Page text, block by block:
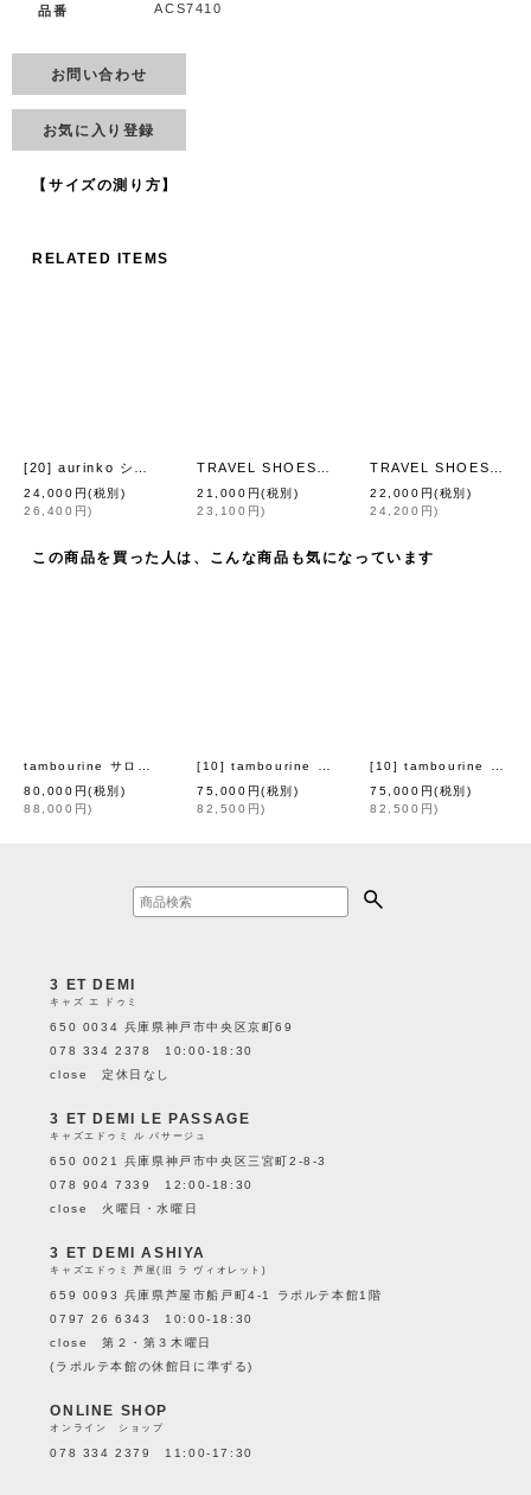
品番 ACS7410
お問い合わせ
お気に入り登録
【サイズの測り方】
RELATED ITEMS
[mina perhonen
24,000 円(税別)
26,400 円)
21,000 円(税別)
23,100 円)
22,000 円(税別)
24,200 円)
この商品を買った人は、こんな商品も気になっています
[mina perhonen]
80,000 円(税別)
88,000 円)
75,000 円(税別)
82,500 円)
75,000 円(税別)
82,500 円)
3 ET DEMI
キャズ エ ドゥミ
650 0034 兵庫県神戸市中央区京町69
078 334 2378 10:00-18:30
close 定休日なし
3 ET DEMI LE PASSAGE
キャズエドゥミ ル パサージュ
650 0021 兵庫県神戸市中央区三宮町2-8-3
078 904 7339 12:00-18:30
close 火曜日・水曜日
3 ET DEMI ASHIYA
キャズエドゥミ 芦屋(旧 ラ ヴィオレット)
659 0093 兵庫県芦屋市船戸町4-1 ラポルテ本館1階
0797 26 6343 10:00-18:30
close 第２・第３木曜日
(ラポルテ本館の休館日に準ずる)
ONLINE SHOP
オンライン ショップ
078 334 2379 11:00-17:30